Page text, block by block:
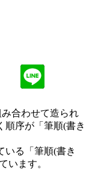
合わせて造られ
順序が「筆順(書き
いる「筆順(書き
います。